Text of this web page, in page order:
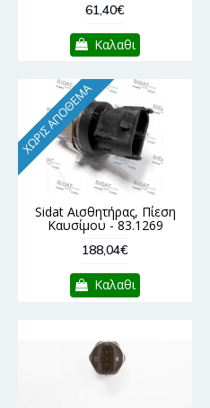
61,40€
Καλαθι
ΧΩΡΊΣ ΑΠΌΘΕΜΑ
Sidat Αισθητήρας, Πίεση
Καυσίμου - 83.1269
188,04€
Καλαθι